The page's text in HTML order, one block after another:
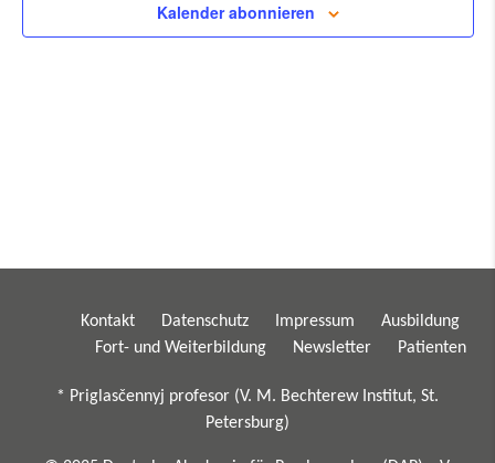
Kalender abonnieren
Kontakt Datenschutz Impressum
Ausbildung
Fort- und Weiterbildung
Newsletter Patienten
* Priglasčennyj profesor (V. M. Bechterew Institut, St.
Petersburg)